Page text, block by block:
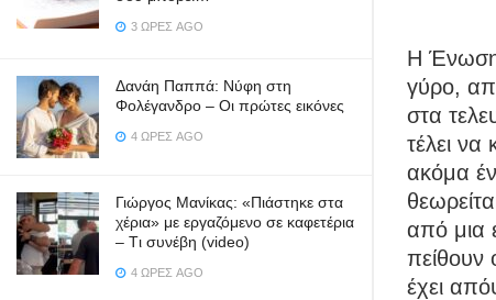
3 ΏΡΕΣ AGO
Δανάη Παππά: Νύφη στη
Φολέγανδρο – Οι πρώτες εικόνες
4 ΏΡΕΣ AGO
Γιώργος Μανίκας: «Πιάστηκε στα
χέρια» με εργαζόμενο σε καφετέρια
– Tι συνέβη (video)
4 ΏΡΕΣ AGO
Η Ένωση
γύρο,
στα
τέλει να
ακόμα
από μια
πείθουν
έχει